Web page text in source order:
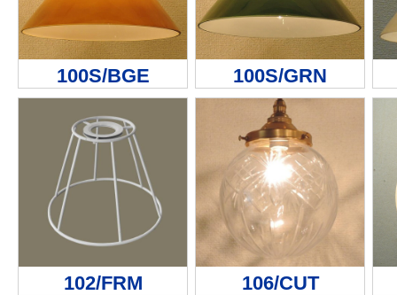
100S/BGE 100S/GRN
102/FRM 106/CUT